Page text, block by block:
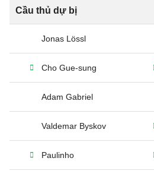
Cầu thủ dự bị
Jonas Lössl
Cho Gue-sung
Adam Gabriel
Valdemar Byskov
Paulinho